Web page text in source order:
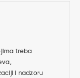
treba
i nadzoru